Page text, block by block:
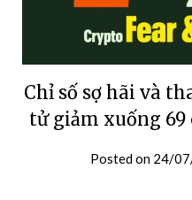
Chỉ số sợ hãi và
tử giảm xuống
Posted on 24/